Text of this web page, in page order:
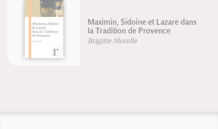
Maximin, Sidoine et Lazare dans
la Tradition de Provence
Brigitte Morelle